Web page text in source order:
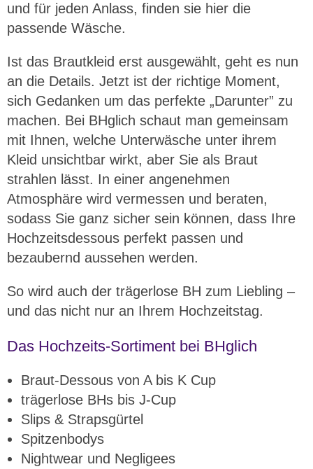
und für jeden Anlass, finden sie hier die
passende Wäsche.
Ist das Brautkleid erst ausgewählt, geht es nun
an die Details. Jetzt ist der richtige Moment,
sich Gedanken um das perfekte „Darunter” zu
machen. Bei BHglich schaut man gemeinsam
mit Ihnen, welche Unterwäsche unter ihrem
Kleid unsichtbar wirkt, aber Sie als Braut
strahlen lässt. In einer angenehmen
Atmosphäre wird vermessen und beraten,
sodass Sie ganz sicher sein können, dass Ihre
Hochzeitsdessous perfekt passen und
bezaubernd aussehen werden.
So wird auch der trägerlose BH zum Liebling –
und das nicht nur an Ihrem Hochzeitstag.
Das Hochzeits-Sortiment bei BHglich
Braut-Dessous von A bis K Cup
trägerlose BHs bis J-Cup
Slips & Strapsgürtel
Spitzenbodys
Nightwear und Negligees